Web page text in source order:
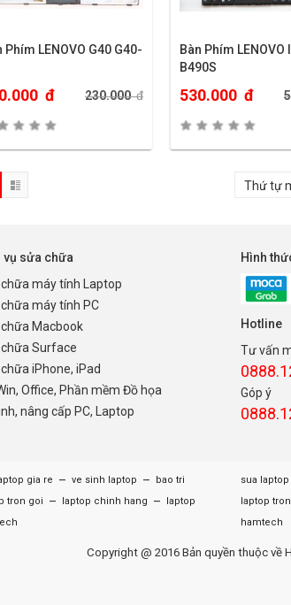
Phím LENOVO G40 G40-
đ 230.000đ
Bàn Phím LENOVO
B490S
530.000 đ
vụ sửa chữa
máy tính Laptop
máy tính PC
Macbook
Surface
iPhone, iPad
Office, Phần mềm Đồ họa
nâng cấp PC, Laptop
Hình
Hotline
Tư vấn
Góp ý
gia re – ve sinh laptop –
bao tri
tron goi
– laptop chinh hang –
laptop
sua
laptop
hamtech
Copyright @ 2016 Bản quyền thuộc về